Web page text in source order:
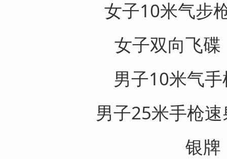
女子10米气步
女子双向飞
男子10米气
男子25米手枪
银牌